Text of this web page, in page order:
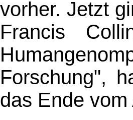
vorher. Jetzt
Francis
Forschung",
das Ende vom